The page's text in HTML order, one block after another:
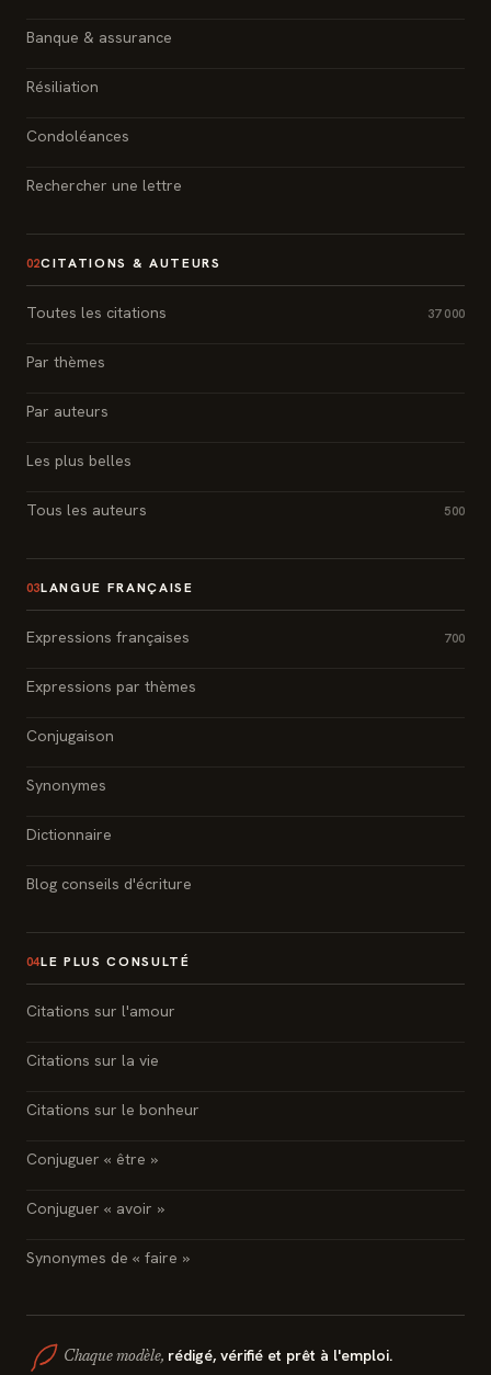
Banque & assurance
Résiliation
Condoléances
Rechercher une lettre
02CITATIONS & AUTEURS
Toutes les citations 37 000
Par thèmes
Par auteurs
Les plus belles
Tous les auteurs 500
03LANGUE FRANÇAISE
Expressions françaises 700
Expressions par thèmes
Conjugaison
Synonymes
Dictionnaire
Blog conseils d'écriture
04LE PLUS CONSULTÉ
Citations sur l'amour
Citations sur la vie
Citations sur le bonheur
Conjuguer « être »
Conjuguer « avoir »
Synonymes de « faire »
Chaque modèle, rédigé, vérifié et prêt à l'emploi.